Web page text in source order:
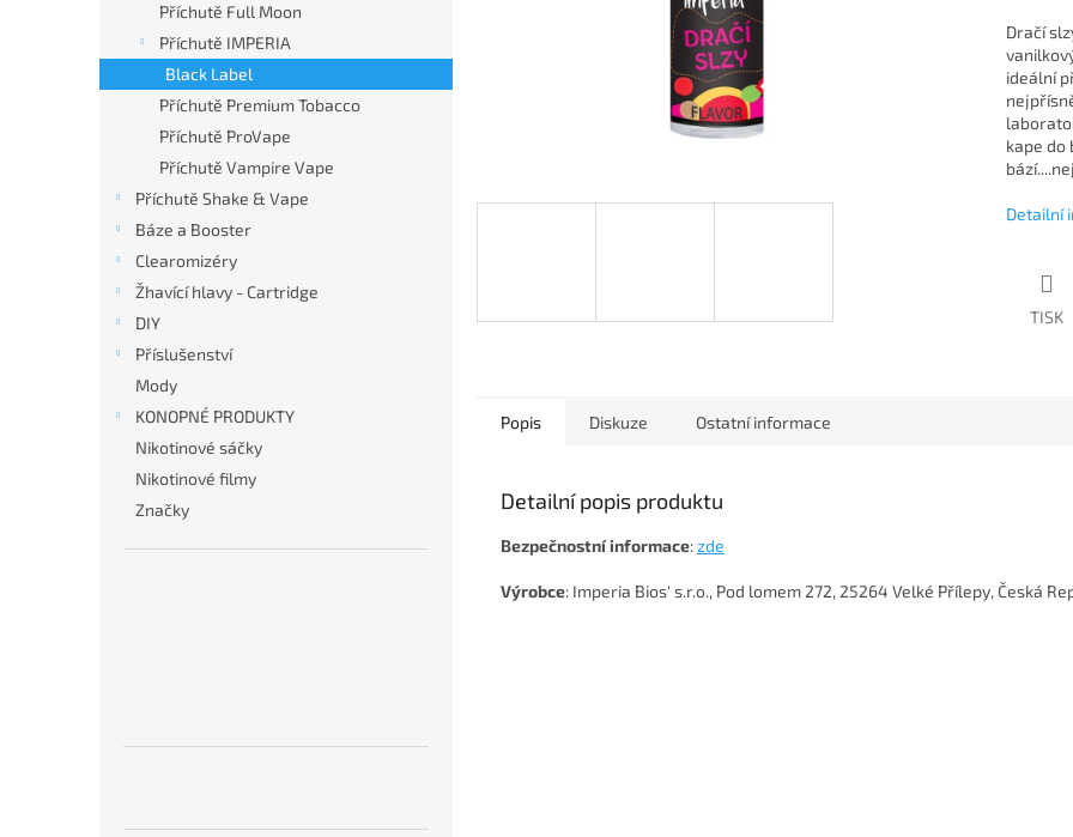
Příchutě Full Moon
Příchutě IMPERIA
Black Label
Příchutě Premium Tobacco
Příchutě ProVape
Příchutě Vampire Vape
Příchutě Shake & Vape
Báze a Booster
Clearomizéry
Žhavící hlavy - Cartridge
DIY
Příslušenství
Mody
KONOPNÉ PRODUKTY
Nikotinové sáčky
Nikotinové filmy
Značky
Dračí
ideální
kape do
Detailní
TISK
Popis Diskuze Ostatní informace
Detailní popis produktu
Bezpečnostní informace:zde
Výrobce: Imperia Bios' s.r.o., Pod lomem 272, 25264 Velké Přílepy, Česká